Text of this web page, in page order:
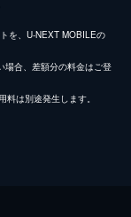
を、U-NEXT MOBILEの
場合、差額分の料金はご登
は別途発生します。